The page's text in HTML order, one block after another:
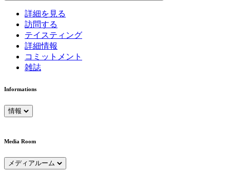
詳細を見る
訪問する
テイスティング
詳細情報
コミットメント
雑誌
Informations
情報
Media Room
メディアルーム